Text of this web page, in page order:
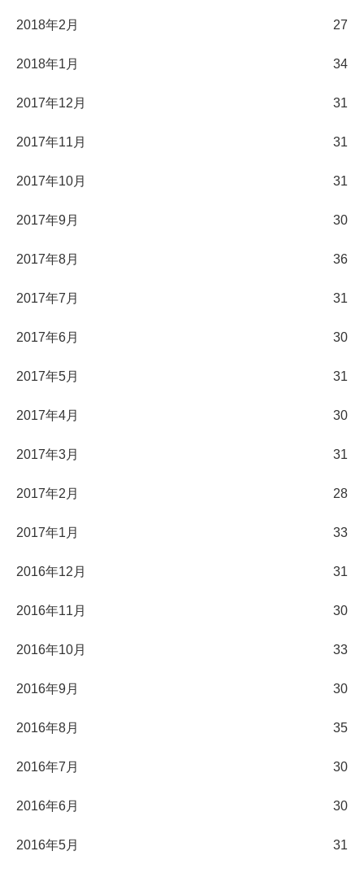
2018年2月 27
2018年1月 34
2017年12月 31
2017年11月 31
2017年10月 31
2017年9月 30
2017年8月 36
2017年7月 31
2017年6月 30
2017年5月 31
2017年4月 30
2017年3月 31
2017年2月 28
2017年1月 33
2016年12月 31
2016年11月 30
2016年10月 33
2016年9月 30
2016年8月 35
2016年7月 30
2016年6月 30
2016年5月 31